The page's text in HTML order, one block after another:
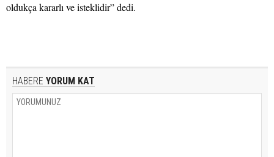
oldukça kararlı ve isteklidir” dedi.
HABERE YORUM KAT